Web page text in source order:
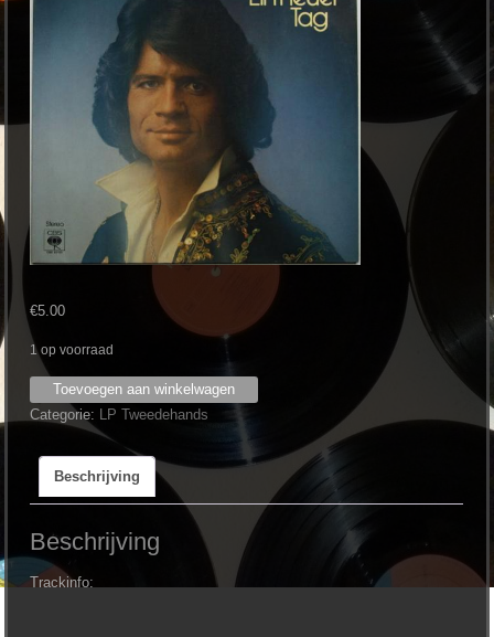
€5.00
1 op voorraad
Costa
Cordalis
Ein
Neuer
Tag
aantal
Toevoegen aan winkelwagen
Categorie: LP Tweedehands
Beschrijving
Beschrijving
Trackinfo: